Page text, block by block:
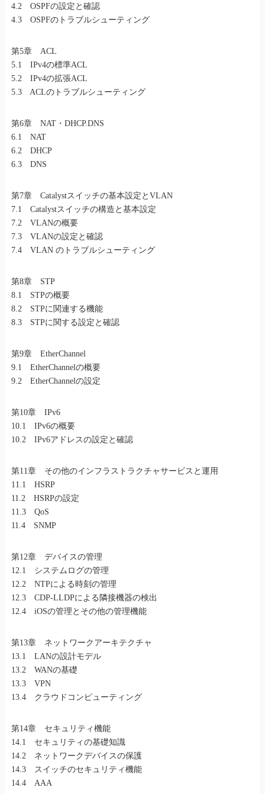
4.2 OSPFの設定と確認
4.3 OSPFのトラブルシューティング
第5章 ACL
5.1 IPv4の標準ACL
5.2 IPv4の拡張ACL
5.3 ACLのトラブルシューティング
第6章 NAT・DHCP.DNS
6.1 NAT
6.2 DHCP
6.3 DNS
第7章 Catalystスイッチの基本設定とVLAN
7.1 Catalystスイッチの構造と基本設定
7.2 VLANの概要
7.3 VLANの設定と確認
7.4 VLAN のトラブルシューティング
第8章 STP
8.1 STPの概要
8.2 STPに関連する機能
8.3 STPに関する設定と確認
第9章 EtherChannel
9.1 EtherChannelの概要
9.2 EtherChannelの設定
第10章 IPv6
10.1 IPv6の概要
10.2 IPv6アドレスの設定と確認
第11章 その他のインフラストラクチャサービスと運用
11.1 HSRP
11.2 HSRPの設定
11.3 QoS
11.4 SNMP
第12章 デバイスの管理
12.1 システムログの管理
12.2 NTPによる時刻の管理
12.3 CDP-LLDPによる隣接機器の検出
12.4 iOSの管理とその他の管理機能
第13章 ネットワークアーキテクチャ
13.1 LANの設計モデル
13.2 WANの基礎
13.3 VPN
13.4 クラウドコンピューティング
第14章 セキュリティ機能
14.1 セキュリティの基礎知識
14.2 ネットワークデバイスの保護
14.3 スイッチのセキュリティ機能
14.4 AAA